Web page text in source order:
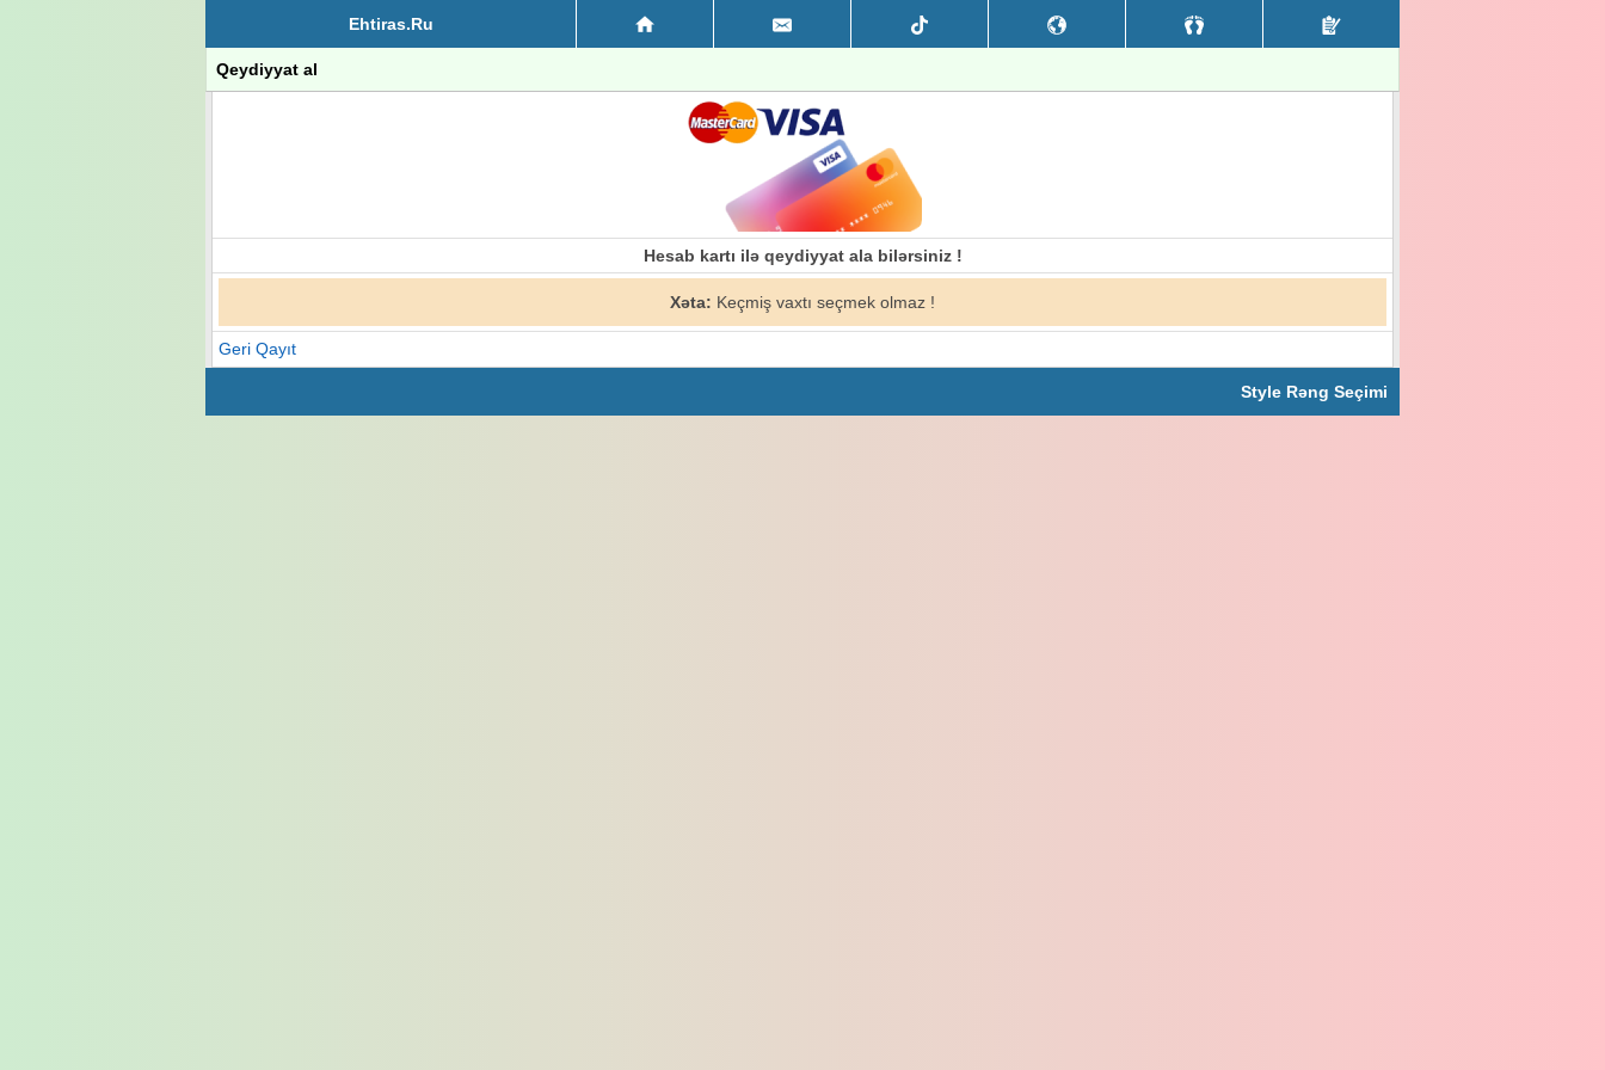
Ehtiras.Ru
Qeydiyyat al
Hesab kartı ilə qeydiyyat ala bilərsiniz !
Xəta: Keçmiş vaxtı seçmek olmaz !
Geri Qayıt
Style Rəng Seçimi